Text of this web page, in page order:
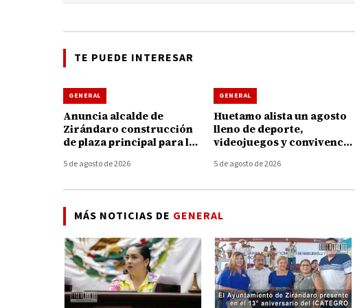
TE PUEDE INTERESAR
GENERAL
Anuncia alcalde de
Zirándaro construcción
de plaza principal para la
5 de agosto de 2026
GENERAL
Huetamo alista un agosto
lleno de deporte,
videojuegos y convivencia
5 de agosto de 2026
MÁS NOTICIAS DE GENERAL